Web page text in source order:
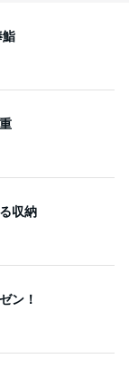
鮨
収納
ン！